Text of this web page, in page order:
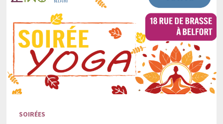
SOIRÉES